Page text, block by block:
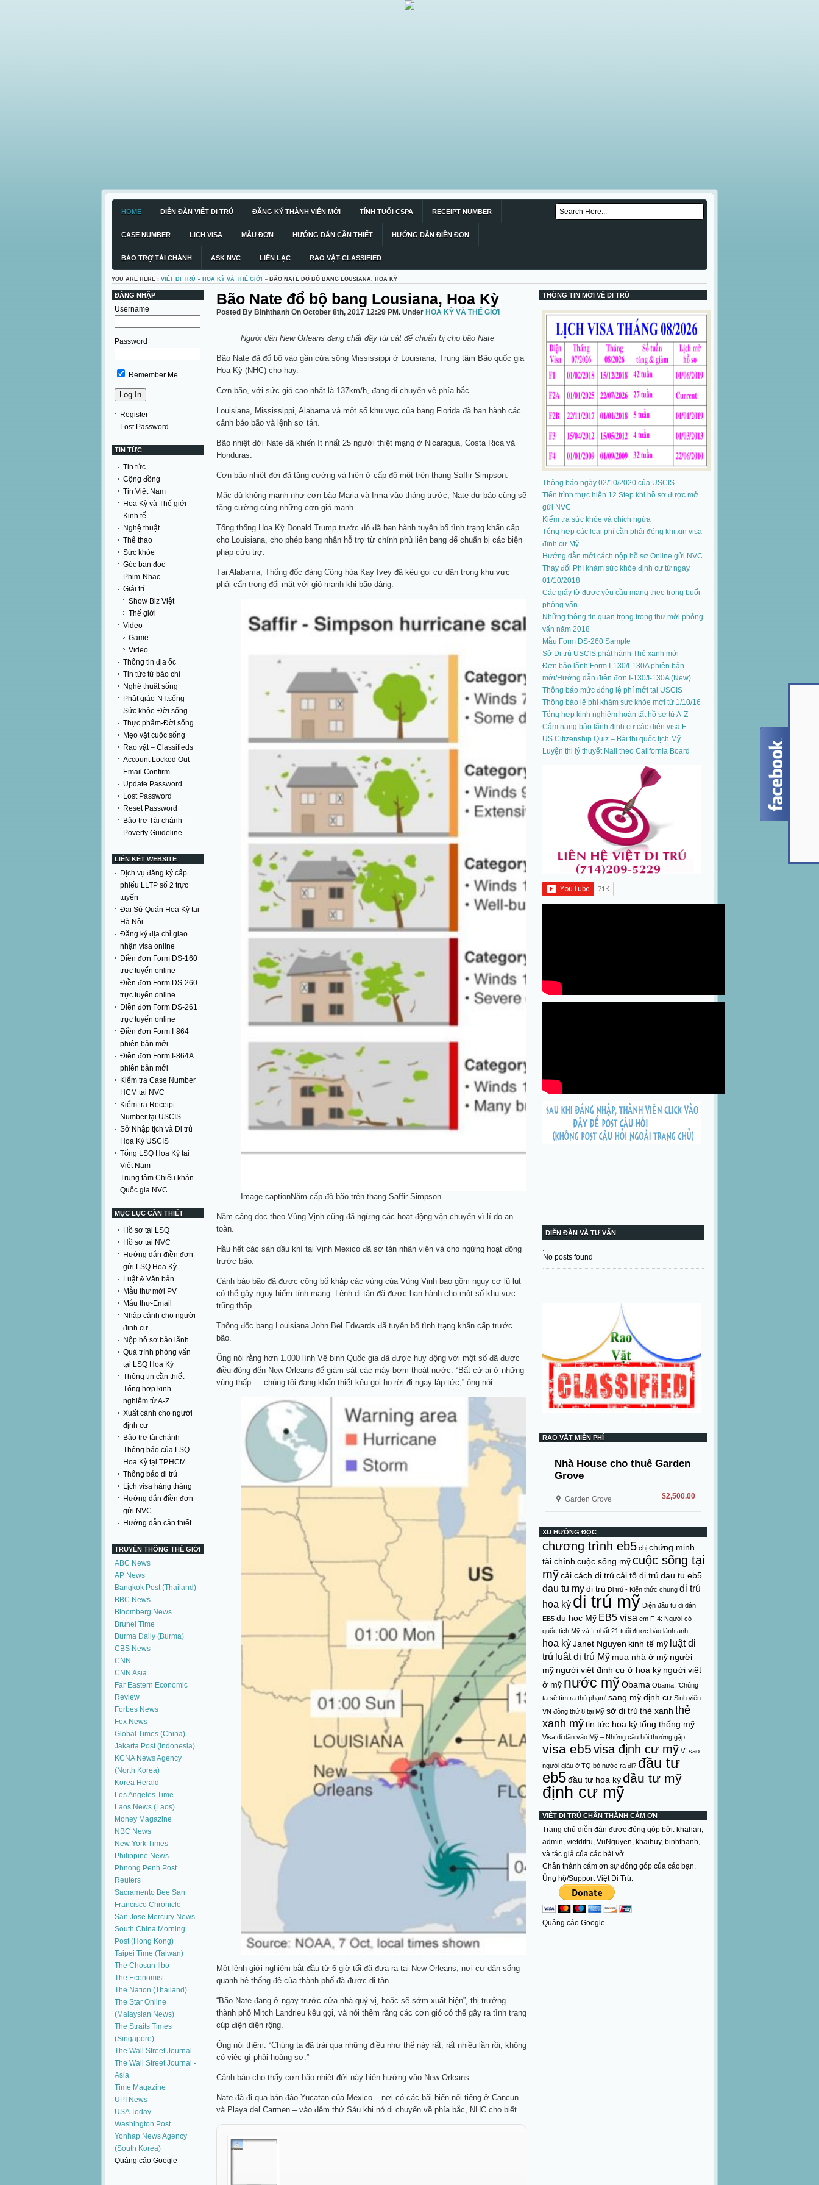
HOME DIỄN ĐÀN VIỆT DI TRÚ ĐĂNG KÝ THÀNH VIÊN MỚI TÍNH TUỔI CSPA RECEIPT NUMBER
CASE NUMBER LỊCH VISA MẪU ĐƠN HƯỚNG DẪN CẦN THIẾT HƯỚNG DẪN ĐIỀN ĐƠN
BẢO TRỢ TÀI CHÁNH ASK NVC LIÊN LẠC RAO VẶT-CLASSIFIED
YOU ARE HERE : VIỆT DI TRÚ » HOA KỲ VÀ THẾ GIỚI » BÃO NATE ĐỔ BỘ BANG LOUSIANA, HOA KỲ
ĐĂNG NHẬP
Username
Password
Remember Me
Register
Lost Password
TIN TỨC
Tin tức
Cộng đồng
Tin Việt Nam
Hoa Kỳ và Thế giới
Kinh tế
Nghệ thuật
Thể thao
Sức khỏe
Góc bạn đọc
Phim-Nhạc
Giải trí
Show Biz Việt
Thế giới
Video
Game
Video
Thông tin địa ốc
Tin tức từ báo chí
Nghệ thuật sống
Phật giáo-NT.sống
Sức khỏe-Đời sống
Thực phẩm-Đời sống
Mẹo vặt cuộc sống
Rao vặt – Classifieds
Account Locked Out
Email Confirm
Update Password
Lost Password
Reset Password
Bảo trợ Tài chánh –
Poverty Guideline
LIÊN KẾT WEBSITE
Dịch vụ đăng ký cấp
phiếu LLTP số 2 trực
tuyến
Đại Sứ Quán Hoa Kỳ tại
Hà Nội
Đăng ký địa chỉ giao
nhận visa online
Điền đơn Form DS-160
trực tuyến online
Điền đơn Form DS-260
trực tuyến online
Điền đơn Form DS-261
trực tuyến online
Điền đơn Form I-864
phiên bản mới
Điền đơn Form I-864A
phiên bản mới
Kiểm tra Case Number
HCM tại NVC
Kiểm tra Receipt
Number tại USCIS
Sở Nhập tịch và Di trú
Hoa Kỳ USCIS
Tổng LSQ Hoa Kỳ tại
Việt Nam
Trung tâm Chiếu khán
Quốc gia NVC
MỤC LỤC CẦN THIẾT
Hồ sơ tại LSQ
Hồ sơ tại NVC
Hướng dẫn điền đơn
gửi LSQ Hoa Kỳ
Luật & Văn bản
Mẫu thư mời PV
Mẫu thư-Email
Nhập cảnh cho người
định cư
Nộp hồ sơ bảo lãnh
Quá trình phỏng vấn
tại LSQ Hoa Kỳ
Thông tin cần thiết
Tổng hợp kinh
nghiệm từ A-Z
Xuất cảnh cho người
định cư
Bảo trợ tài chánh
Thông báo của LSQ
Hoa Kỳ tại TP.HCM
Thông báo di trú
Lịch visa hàng tháng
Hướng dẫn điền đơn
gửi NVC
Hướng dẫn cần thiết
TRUYỀN THÔNG THẾ GIỚI
ABC News
AP News
Bangkok Post (Thailand)
BBC News
Bloomberg News
Brunei Time
Burma Daily (Burma)
CBS News
CNN
CNN Asia
Far Eastern Economic
Review
Forbes News
Fox News
Global Times (China)
Jakarta Post (Indonesia)
KCNA News Agency
(North Korea)
Korea Herald
Los Angeles Time
Laos News (Laos)
Money Magazine
NBC News
New York Times
Philippine News
Phnong Penh Post
Reuters
Sacramento Bee San
Francisco Chronicle
San Jose Mercury News
South China Morning
Post (Hong Kong)
Taipei Time (Taiwan)
The Chosun Ilbo
The Economist
The Nation (Thailand)
The Star Online
(Malaysian News)
The Straits Times
(Singapore)
The Wall Street Journal
The Wall Street Journal -
Asia
Time Magazine
UPI News
USA Today
Washington Post
Yonhap News Agency
(South Korea)
Quảng cáo Google
Bão Nate đổ bộ bang Lousiana, Hoa Kỳ
Posted By Binhthanh On October 8th, 2017 12:29 PM. Under HOA KỲ VÀ THẾ GIỚI
Người dân New Orleans đang chất đầy túi cát để chuẩn bị cho bão Nate
Bão Nate đã đổ bộ vào gần cửa sông Mississippi ở Louisiana, Trung tâm Bão quốc gia
Hoa Kỳ (NHC) cho hay.
Cơn bão, với sức gió cao nhất là 137km/h, đang di chuyển về phía bắc.
Louisiana, Mississippi, Alabama và một số khu vực của bang Florida đã ban hành các
cảnh báo bão và lệnh sơ tán.
Bão nhiệt đới Nate đã khiến ít nhất 25 người thiệt mạng ở Nicaragua, Costa Rica và
Honduras.
Cơn bão nhiệt đới đã tăng cường và hiện ở cấp độ một trên thang Saffir-Simpson.
Mặc dù không mạnh như cơn bão Maria và Irma vào tháng trước, Nate dự báo cũng sẽ
tăng cường cùng những cơn gió mạnh.
Tổng thống Hoa Kỳ Donald Trump trước đó đã ban hành tuyên bố tình trạng khẩn cấp
cho Louisiana, cho phép bang nhận hỗ trợ từ chính phủ liên bang để chuẩn bị các biện
pháp cứu trợ.
Tại Alabama, Thống đốc đảng Cộng hòa Kay Ivey đã kêu gọi cư dân trong khu vực
phải cẩn trọng đối mặt với gió mạnh khi bão dâng.
Image captionNăm cấp độ bão trên thang Saffir-Simpson
Năm cảng dọc theo Vùng Vịnh cũng đã ngừng các hoạt động vận chuyển vì lí do an
toàn.
Hầu hết các sàn dầu khí tại Vịnh Mexico đã sơ tán nhân viên và cho ngừng hoạt động
trước bão.
Cảnh báo bão đã được công bố khắp các vùng của Vùng Vịnh bao gồm nguy cơ lũ lụt
có thể gây nguy hiểm tính mạng. Lệnh di tản đã được ban hành cho một số khu vực
trũng thấp.
Thống đốc bang Louisiana John Bel Edwards đã tuyên bố tình trạng khẩn cấp trước
bão.
Ông nói rằng hơn 1.000 lính Vệ binh Quốc gia đã được huy động với một số đã được
điều động đến New Orleans để giám sát các máy bơm thoát nước. “Bất cứ ai ở những
vùng thấp … chúng tôi đang khẩn thiết kêu gọi họ rời đi ngay lập tức,” ông nói.
Một lệnh giới nghiêm bắt đầu từ 6 giờ tối đã đưa ra tại New Orleans, nơi cư dân sống
quanh hệ thống đê của thành phố đã được di tản.
“Bão Nate đang ở ngay trước cửa nhà quý vị, hoặc sẽ sớm xuất hiện”, thị trưởng
thành phố Mitch Landrieu kêu gọi, và nói thêm rằng các cơn gió có thể gây ra tình trạng
cúp điện diện rộng.
Ông nói thêm: “Chúng ta đã trải qua những điều như thế này rất, rất nhiều lần rồi, không
có việc gì phải hoảng sợ.”
Cảnh báo cho thấy cơn bão nhiệt đới này hiện hướng vào New Orleans.
Nate đã đi qua bán đảo Yucatan của Mexico – nơi có các bãi biển nổi tiếng ở Cancun
và Playa del Carmen – vào đêm thứ Sáu khi nó di chuyển về phía bắc, NHC cho biết.
THÔNG TIN MỚI VỀ DI TRÚ
Thông báo ngày 02/10/2020 của USCIS
Tiến trình thực hiện 12 Step khi hồ sơ được mở
gửi NVC
Kiểm tra sức khỏe và chích ngừa
Tổng hợp các loại phí cần phải đóng khi xin visa
định cư Mỹ
Hướng dẫn mới cách nộp hồ sơ Online gửi NVC
Thay đổi Phí khám sức khỏe định cư từ ngày
01/10/2018
Các giấy tờ được yêu cầu mang theo trong buổi
phỏng vấn
Những thông tin quan trọng trong thư mời phỏng
vấn năm 2018
Mẫu Form DS-260 Sample
Sở Di trú USCIS phát hành Thẻ xanh mới
Đơn bảo lãnh Form I-130/I-130A phiên bản
mới/Hướng dẫn điền đơn I-130/I-130A (New)
Thông báo mức đóng lệ phí mới tại USCIS
Thông báo lệ phí khám sức khỏe mới từ 1/10/16
Tổng hợp kinh nghiệm hoàn tất hồ sơ từ A-Z
Cẩm nang bảo lãnh định cư các diện visa F
US Citizenship Quiz – Bài thi quốc tịch Mỹ
Luyện thi lý thuyết Nail theo California Board
DIỄN ĐÀN VÀ TƯ VẤN
No posts found
RAO VẶT MIỄN PHÍ
Nhà House cho thuê Garden
Grove
Garden Grove $2,500.00
XU HƯỚNG ĐỌC
chương trình eb5 chị chứng minh
tài chính cuộc sống mỹcuộc sống tại
mỹcải cách di trú cải tổ di trú dau tu eb5
dau tu mydi trú Di trú - Kiến thức chung di trú
hoa kỳ di trú mỹ Diện đầu tư di dân
EB5 du học Mỹ EB5 visa em F-4: Người có
quốc tịch Mỹ và ít nhất 21 tuổi được bảo lãnh anh
hoa kỳJanet Nguyen kinh tế mỹ luật di
trú luật di trú Mỹ mua nhà ở mỹ người
mỹ người việt định cư ở hoa kỳ người việt
ở mỹ nước mỹObama Obama: 'Chúng
ta sẽ tìm ra thủ phạm' sang mỹ định cư Sinh viên
VN đông thứ 8 tại Mỹ sở di trú thẻ xanh thẻ
xanh mỹtin tức hoa kỳtổng thống mỹ
Visa di dân vào Mỹ – Những câu hỏi thường gặp
visa eb5visa định cư mỹ Vì sao
người giàu ở TQ bỏ nước ra đi? đầu tư
eb5đầu tư hoa kỳđầu tư mỹ
định cư mỹ
VIỆT DI TRÚ CHÂN THÀNH CẢM ƠN
Trang chủ diễn đàn được đóng góp bởi: khahan,
admin, vietditru, VuNguyen, khaihuy, binhthanh,
và tác giả của các bài vở.
Chân thành cám ơn sự đóng góp của các bạn.
Ủng hộ/Support Việt Di Trú.
Quảng cáo Google